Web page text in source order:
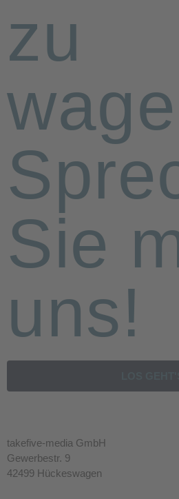
zu
Sie
uns!
takefive-media GmbH
Gewerbestr. 9
42499 Hückeswagen